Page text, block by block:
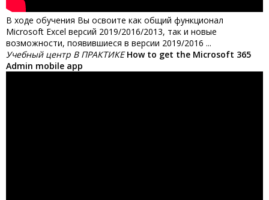
В ходе обучения Вы освоите как общий функционал
Microsoft Excel версий 2019/2016/2013, так и новые
возможности, появившиеся в версии 2019/2016 ...
Учебный центр В ПРАКТИКЕ How to get the Microsoft 365
Admin mobile app